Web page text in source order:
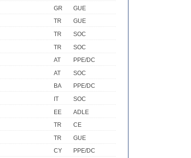
GR
GUE
TR
GUE
TR
SOC
TR
SOC
AT
PPE/DC
AT
SOC
BA
PPE/DC
IT
SOC
EE
ADLE
TR
CE
TR
GUE
CY
PPE/DC